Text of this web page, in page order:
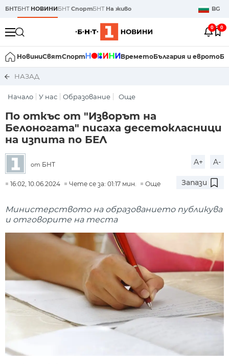
БНТБНТ НОВИНИБНТСпортБНТ На живо BG
0 0
НовиниСвятСпорт ВреметоБългария и еврото
НАЗАД
Начало У нас Образование Още
По откъс от "Изворът на
Белоногата" писаха десетокласници
на изпита по БЕЛ
от БНТ A+ A-
16:02, 10.06.2024 Чете се за: 01:17 мин. Още Запази
Министерството на образованието публикува
и отговорите на теста